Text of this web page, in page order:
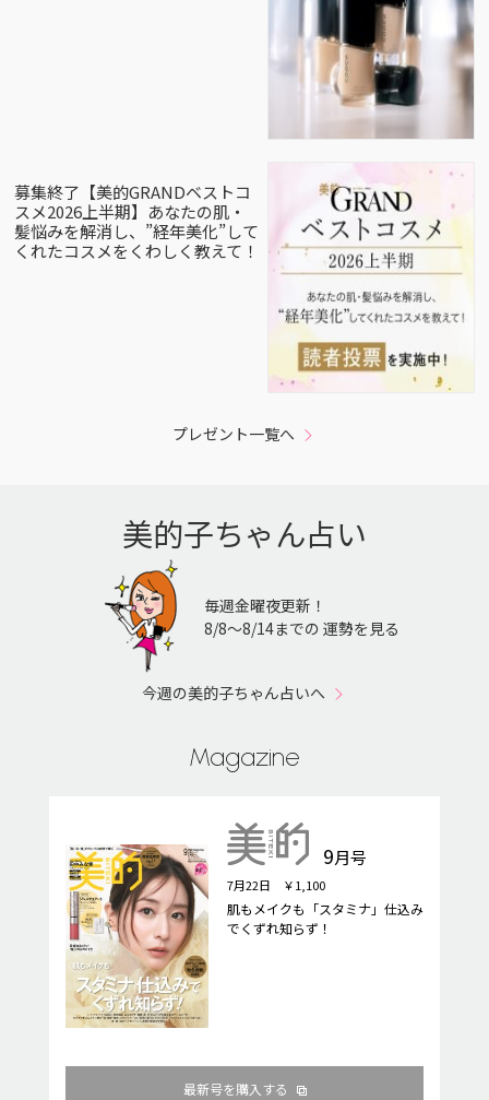
募集終了【美的GRANDベストコ
スメ2026上半期】あなたの肌・
髪悩みを解消し、”経年美化”して
くれたコスメをくわしく教えて！
プレゼント一覧へ
美的子ちゃん占い
毎週金曜夜更新！
8/8〜8/14までの 運勢を見る
今週の美的子ちゃん占いへ
Magazine
9月号
7月22日 ￥1,100
肌もメイクも「スタミナ」仕込み
でくずれ知らず！
最新号を購入する